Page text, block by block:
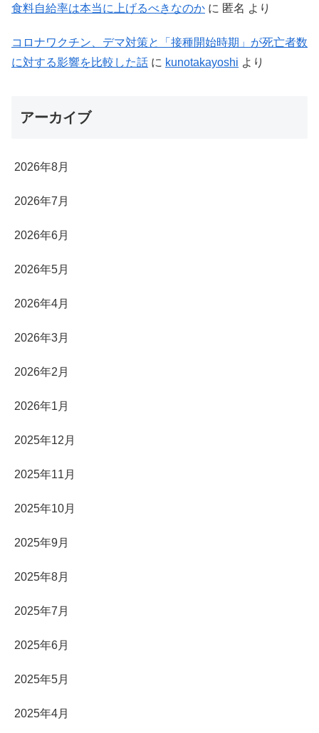
食料自給率は本当に上げるべきなのか に 匿名 より
コロナワクチン、デマ対策と「接種開始時期」が死亡者数
に対する影響を比較した話 に kunotakayoshi より
アーカイブ
2026年8月
2026年7月
2026年6月
2026年5月
2026年4月
2026年3月
2026年2月
2026年1月
2025年12月
2025年11月
2025年10月
2025年9月
2025年8月
2025年7月
2025年6月
2025年5月
2025年4月